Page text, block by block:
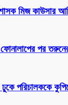
মিজ কাউসার
পর
ঢুকে পরিচালককে